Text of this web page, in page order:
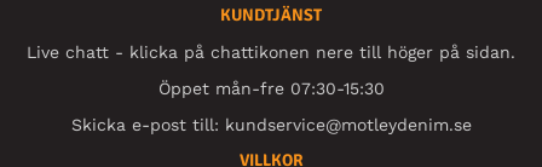
KUNDTJÄNST
Live chatt - klicka på chattikonen nere till höger på sidan.
Öppet mån-fre 07:30-15:30
Skicka e-post till: kundservice@motleydenim.se
VILLKOR